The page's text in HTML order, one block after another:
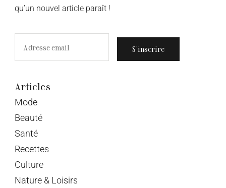
qu’un nouvel article paraît !
S’inscrire
Articles
Mode
Beauté
Santé
Recettes
Culture
Nature & Loisirs